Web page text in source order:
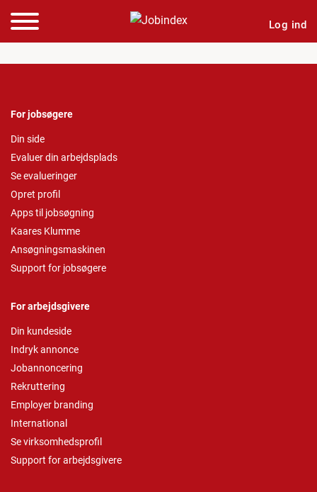
Log ind
For jobsøgere
Din side
Evaluer din arbejdsplads
Se evalueringer
Opret profil
Apps til jobsøgning
Kaares Klumme
Ansøgningsmaskinen
Support for jobsøgere
For arbejdsgivere
Din kundeside
Indryk annonce
Jobannoncering
Rekruttering
Employer branding
International
Se virksomhedsprofil
Support for arbejdsgivere